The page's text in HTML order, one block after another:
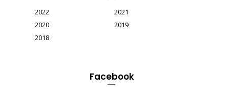
2022
2021
2020
2019
2018
Facebook